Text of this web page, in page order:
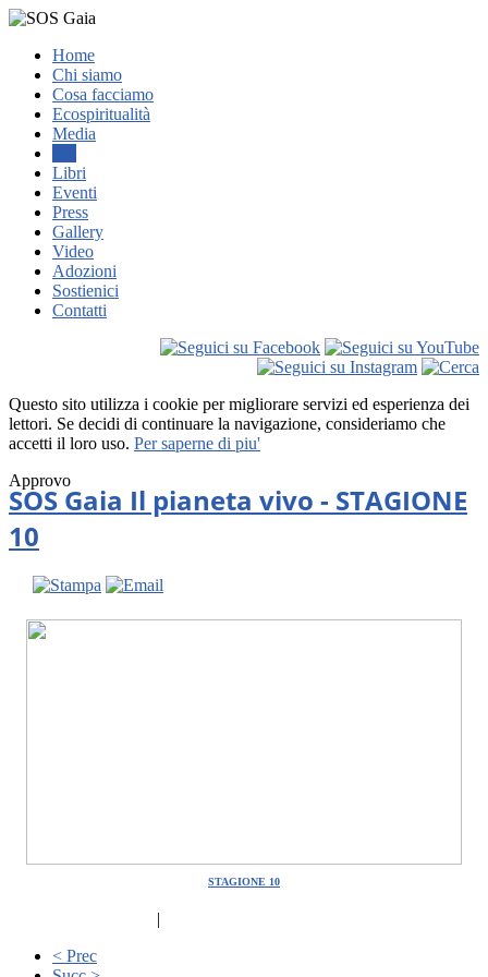
Home
Chi siamo
Cosa facciamo
Ecospiritualità
Media
Libri
Eventi
Press
Gallery
Video
Adozioni
Sostienici
Contatti
Questo sito utilizza i cookie per migliorare servizi ed esperienza dei
lettori. Se decidi di continuare la navigazione, consideriamo che
accetti il loro uso. Per saperne di piu'
Approvo
SOS Gaia Il pianeta vivo - STAGIONE
10
STAGIONE 10
|
< Prec